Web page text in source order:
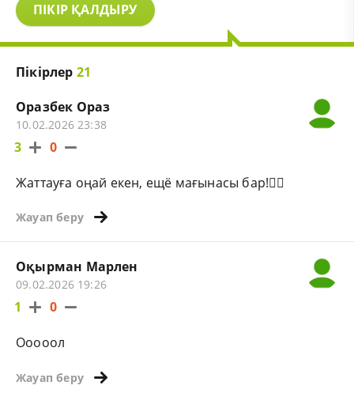
ПІКІР ҚАЛДЫРУ
Пікірлер 21
Оразбек Ораз
10.02.2026 23:38
3 0
Жаттауға оңай екен, ещё мағынасы бар!☝🏻
Жауап беру
Оқырман Марлен
09.02.2026 19:26
1 0
Ооооол
Жауап беру